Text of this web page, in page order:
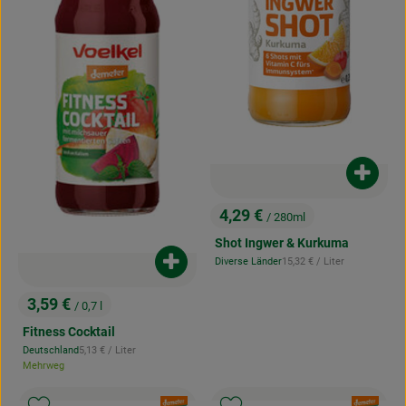
, Preis:
3,59 € / 0,7 l
Fitness Cocktail
, Herkunft:
Deutschland, Referenzpreis:
5,13 € / Liter
Mehrweg
Produkt zum Warenkorb hinzufügen
, Preis:
4,29 € / 280ml
Shot Ingwer & Kurkuma
, Herkunft:
Diverse Länder, Referenzpreis:
15,32 € / Liter